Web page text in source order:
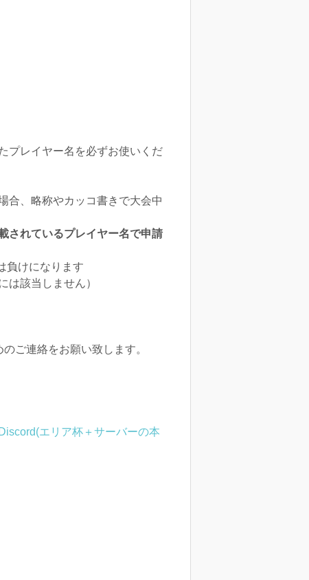
プレイヤー名を必ずお使いくだ
合、略称やカッコ書きで大会中
されているプレイヤー名で申請
負けになります
該当しません）
ご連絡をお願い致します。
Discord(エリア杯＋サーバーの本